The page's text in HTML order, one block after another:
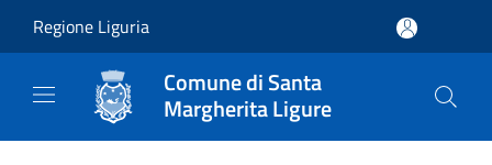
Regione Liguria
Comune di Santa
Margherita Ligure